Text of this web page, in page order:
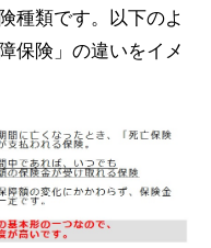
種類です。以下のよ
保険」の違いをイメ